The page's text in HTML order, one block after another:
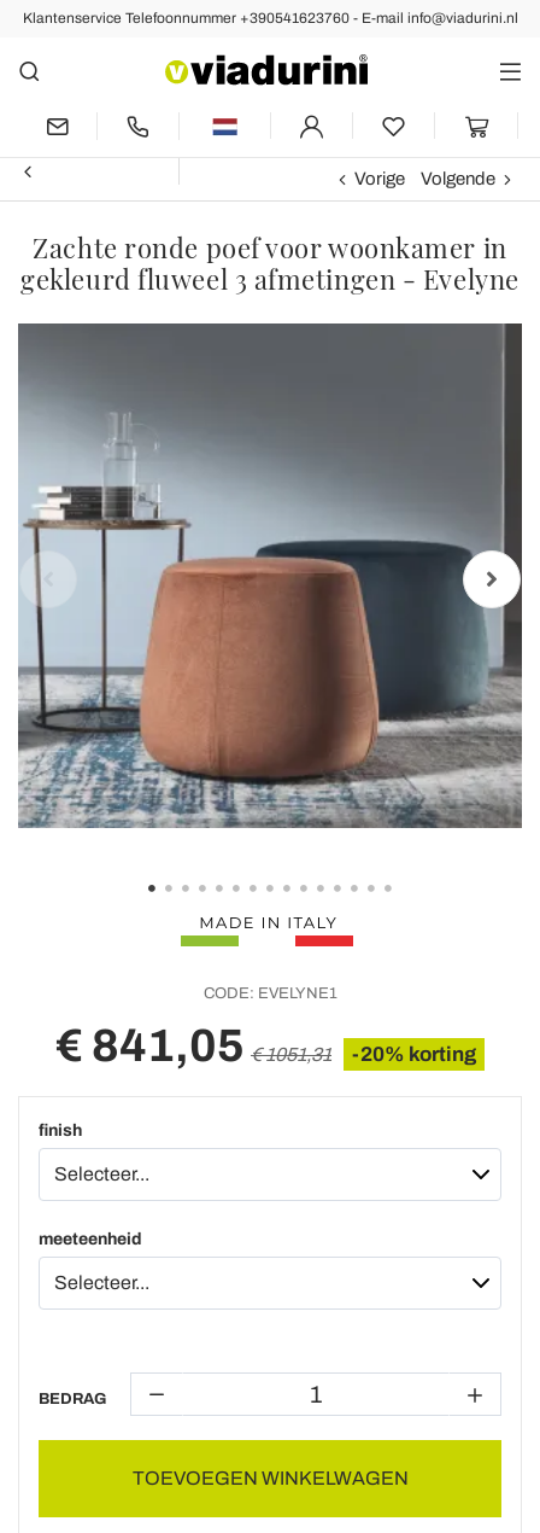
Klantenservice Telefoonnummer +390541623760 - E-mail info@viadurini.nl
Vorige Volgende
Zachte ronde poef voor woonkamer in
gekleurd fluweel 3 afmetingen - Evelyne
CODE: EVELYNE1
€ 841,05 € 1051,31 -20% korting
finish
meeteenheid
BEDRAG
TOEVOEGEN WINKELWAGEN